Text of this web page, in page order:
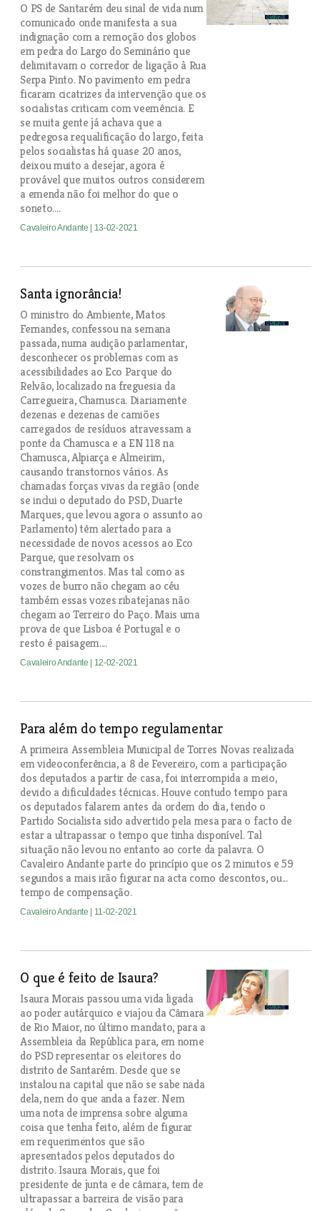
O PS de Santarém deu sinal de vida num
comunicado onde manifesta a sua
indignação com a remoção dos globos
em pedra do Largo do Seminário que
delimitavam o corredor de ligação à Rua
Serpa Pinto. No pavimento em pedra
ficaram cicatrizes da intervenção que os
socialistas criticam com veemência. E
se muita gente já achava que a
pedregosa requalificação do largo, feita
pelos socialistas há quase 20 anos,
deixou muito a desejar, agora é
provável que muitos outros considerem
a emenda não foi melhor do que o
soneto….
Cavaleiro Andante | 13-02-2021
Santa ignorância!
O ministro do Ambiente, Matos
Fernandes, confessou na semana
passada, numa audição parlamentar,
desconhecer os problemas com as
acessibilidades ao Eco Parque do
Relvão, localizado na freguesia da
Carregueira, Chamusca. Diariamente
dezenas e dezenas de camiões
carregados de resíduos atravessam a
ponte da Chamusca e a EN 118 na
Chamusca, Alpiarça e Almeirim,
causando transtornos vários. As
chamadas forças vivas da região (onde
se inclui o deputado do PSD, Duarte
Marques, que levou agora o assunto ao
Parlamento) têm alertado para a
necessidade de novos acessos ao Eco
Parque, que resolvam os
constrangimentos. Mas tal como as
vozes de burro não chegam ao céu
também essas vozes ribatejanas não
chegam ao Terreiro do Paço. Mais uma
prova de que Lisboa é Portugal e o
resto é paisagem....
Cavaleiro Andante | 12-02-2021
Para além do tempo regulamentar
A primeira Assembleia Municipal de Torres Novas realizada
em videoconferência, a 8 de Fevereiro, com a participação
dos deputados a partir de casa, foi interrompida a meio,
devido a dificuldades técnicas. Houve contudo tempo para
os deputados falarem antes da ordem do dia, tendo o
Partido Socialista sido advertido pela mesa para o facto de
estar a ultrapassar o tempo que tinha disponível. Tal
situação não levou no entanto ao corte da palavra. O
Cavaleiro Andante parte do princípio que os 2 minutos e 59
segundos a mais irão figurar na acta como descontos, ou...
tempo de compensação.
Cavaleiro Andante | 11-02-2021
O que é feito de Isaura?
Isaura Morais passou uma vida ligada
ao poder autárquico e viajou da Câmara
de Rio Maior, no último mandato, para a
Assembleia da República para, em nome
do PSD representar os eleitores do
distrito de Santarém. Desde que se
instalou na capital que não se sabe nada
dela, nem do que anda a fazer. Nem
uma nota de imprensa sobre alguma
coisa que tenha feito, além de figurar
em requerimentos que são
apresentados pelos deputados do
distrito. Isaura Morais, que foi
presidente de junta e de câmara, tem de
ultrapassar a barreira de visão para